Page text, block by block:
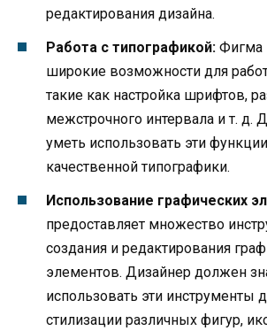
редактирования дизайна.
Работа с типографикой: Фигма
широкие возможности для
такие как настройка шрифтов,
межстрочного интервала и т. д.
уметь использовать эти
качественной типографики.
Использование графических
предоставляет множество
создания и редактирования
элементов. Дизайнер должен
использовать эти инструменты
стилизации различных фигур,